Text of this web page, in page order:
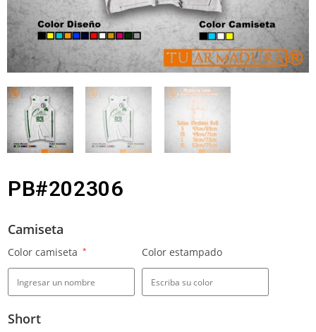
PB#202306
Camiseta
Color camiseta * Color estampado
Short